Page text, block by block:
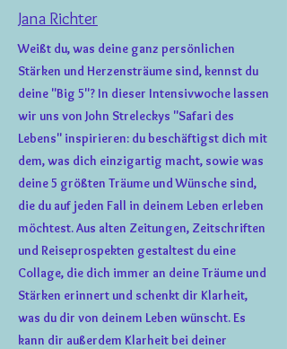
Jana Richter
Weißt du, was deine ganz persönlichen
Stärken und Herzensträume sind, kennst du
deine "Big 5"? In dieser Intensivwoche lassen
wir uns von John Streleckys "Safari des
Lebens" inspirieren: du beschäftigst dich mit
dem, was dich einzigartig macht, sowie was
deine 5 größten Träume und Wünsche sind,
die du auf jeden Fall in deinem Leben erleben
möchtest. Aus alten Zeitungen, Zeitschriften
und Reiseprospekten gestaltest du eine
Collage, die dich immer an deine Träume und
Stärken erinnert und schenkt dir Klarheit,
was du dir von deinem Leben wünscht. Es
kann dir außerdem Klarheit bei deiner